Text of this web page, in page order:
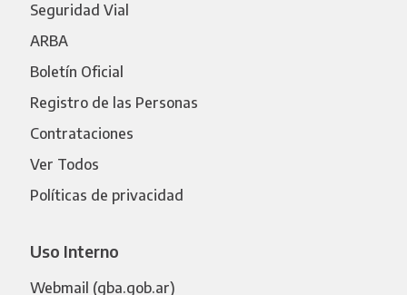
Seguridad Vial
ARBA
Boletín Oficial
Registro de las Personas
Contrataciones
Ver Todos
Políticas de privacidad
Uso Interno
Webmail (gba.gob.ar)